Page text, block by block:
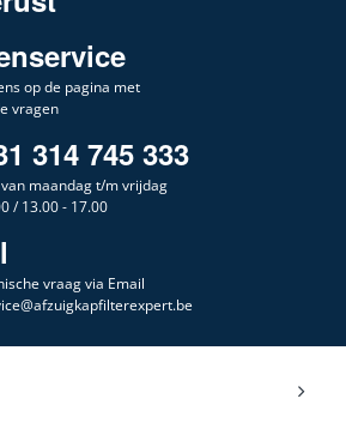
op de pagina met
vragen
314 745 333
maandag t/m vrijdag
/ 13.00 - 17.00
vraag via Email